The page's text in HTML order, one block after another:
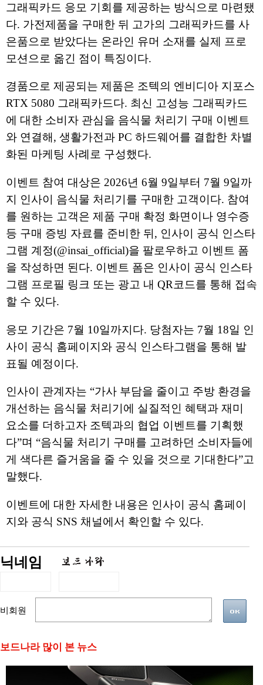
그래픽카드 응모 기회를 제공하는 방식으로 마련됐
다. 가전제품을 구매한 뒤 고가의 그래픽카드를 사
은품으로 받았다는 온라인 유머 소재를 실제 프로
모션으로 옮긴 점이 특징이다.
경품으로 제공되는 제품은 조텍의 엔비디아 지포스
RTX 5080 그래픽카드다. 최신 고성능 그래픽카드
에 대한 소비자 관심을 음식물 처리기 구매 이벤트
와 연결해 , 생활가전과 PC 하드웨어를 결합한 차별
화된 마케팅 사례로 구성했다.
이벤트 참여 대상은 2026년 6월 9일부터 7월 9일까
지 인사이 음식물 처리기를 구매한 고객이다. 참여
를 원하는 고객은 제품 구매 확정 화면이나 영수증
등 구매 증빙 자료를 준비한 뒤 , 인사이 공식 인스타
그램 계정(@insai_official)을 팔로우하고 이벤트 폼
을 작성하면 된다. 이벤트 폼은 인사이 공식 인스타
그램 프로필 링크 또는 광고 내 QR 코드를 통해 접속
할 수 있다.
응모 기간은 7월 10일까지다. 당첨자는 7월 18일 인
사이 공식 홈페이지와 공식 인스타그램을 통해 발
표될 예정이다.
인사이 관계자는 “가사 부담을 줄이고 주방 환경을
개선하는 음식물 처리기에 실질적인 혜택과 재미
요소를 더하고자 조텍과의 협업 이벤트를 기획했
다”며 “음식물 처리기 구매를 고려하던 소비자들에
게 색다른 즐거움을 줄 수 있을 것으로 기대한다”고
말했다.
이벤트에 대한 자세한 내용은 인사이 공식 홈페이
지와 공식 SNS 채널에서 확인할 수 있다.
닉네임
비회원
보드나라 많이 본 뉴스